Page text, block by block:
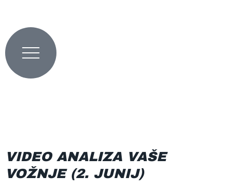
vsebino
VIDEO ANALIZA VAŠE
VOŽNJE (2. JUNIJ)